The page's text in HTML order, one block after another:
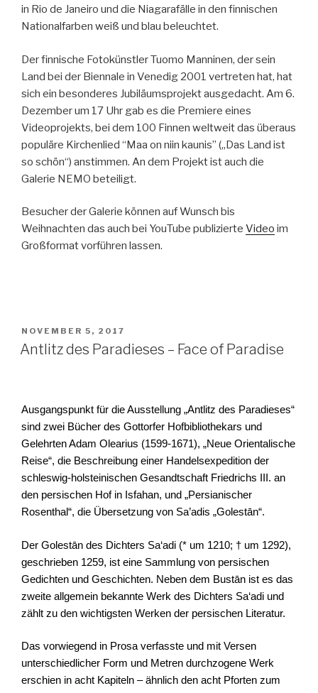
in Rio de Janeiro und die Niagarafälle in den finnischen
Nationalfarben weiß und blau beleuchtet.
Der finnische Fotokünstler Tuomo Manninen, der sein
Land bei der Biennale in Venedig 2001 vertreten hat, hat
sich ein besonderes Jubiläumsprojekt ausgedacht. Am 6.
Dezember um 17 Uhr gab es die Premiere eines
Videoprojekts, bei dem 100 Finnen weltweit das überaus
populäre Kirchenlied “Maa on niin kaunis” („Das Land ist
so schön“) anstimmen. An dem Projekt ist auch die
Galerie NEMO beteiligt.
Besucher der Galerie können auf Wunsch bis
Weihnachten das auch bei YouTube publizierte Video im
Großformat vorführen lassen.
POSTED
ON
NOVEMBER 5, 2017
Antlitz des Paradieses – Face of Paradise
Ausgangspunkt für die Ausstellung „Antlitz des Paradieses“
sind zwei Bücher des Gottorfer Hofbibliothekars und
Gelehrten Adam Olearius (1599-1671), „Neue Orientalische
Reise“, die Beschreibung einer Handelsexpedition der
schleswig-holsteinischen Gesandtschaft Friedrichs III. an
den persischen Hof in Isfahan, und „Persianischer
Rosenthal“, die Übersetzung von Sa’adis „Golestān“.
Der Golestān des Dichters Sa‘adi (* um 1210; † um 1292),
geschrieben 1259, ist eine Sammlung von persischen
Gedichten und Geschichten. Neben dem Bustān ist es das
zweite allgemein bekannte Werk des Dichters Sa‘adi und
zählt zu den wichtigsten Werken der persischen Literatur.
Das vorwiegend in Prosa verfasste und mit Versen
unterschiedlicher Form und Metren durchzogene Werk
erschien in acht Kapiteln – ähnlich den acht Pforten zum